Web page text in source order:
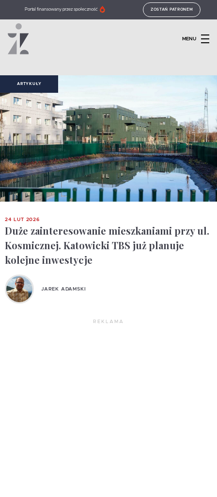
Portal finansowany przez społeczność ZOSTAŃ PATRONEM
MENU
ARTYKUŁY
24 LUT 2026
Duże zainteresowanie mieszkaniami przy ul.
Kosmicznej. Katowicki TBS już planuje
kolejne inwestycje
JAREK ADAMSKI
REKLAMA